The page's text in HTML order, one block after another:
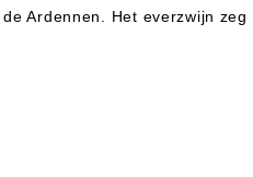
Ardennen. Het everzwijn zeg